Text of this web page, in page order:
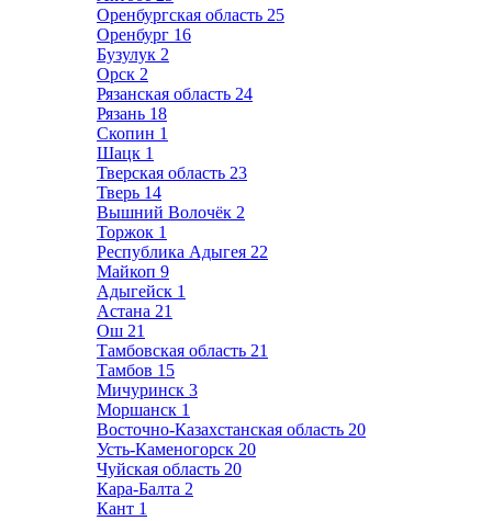
Оренбургская область 25
Оренбург 16
Бузулук 2
Орск 2
Рязанская область 24
Рязань 18
Скопин 1
Шацк 1
Тверская область 23
Тверь 14
Вышний Волочёк 2
Торжок 1
Республика Адыгея 22
Майкоп 9
Адыгейск 1
Астана 21
Ош 21
Тамбовская область 21
Тамбов 15
Мичуринск 3
Моршанск 1
Восточно-Казахстанская область 20
Усть-Каменогорск 20
Чуйская область 20
Кара-Балта 2
Кант 1